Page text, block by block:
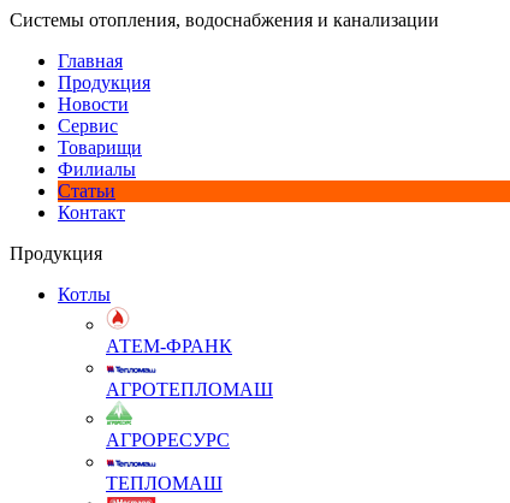
Системы отопления, водоснабжения и канализации
Главная
Продукция
Новости
Сервис
Товарищи
Филиалы
Статьи
Контакт
Продукция
Котлы
АТЕМ-ФРАНК
АГРОТЕПЛОМАШ
АГРОРЕСУРС
ТЕПЛОМАШ